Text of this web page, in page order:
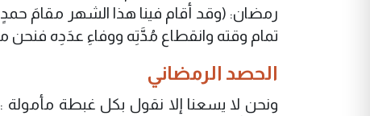
رمضان: (وقد أقام فينا هذا الشهر مقامَ حمدٍ
تمام وقته وانقطاع مُدَّتِه ووفاءِ عدَدِه فنحن
الحصد الرمضاني
ونحن لا يسعنا إلا نقول بكل غبطة